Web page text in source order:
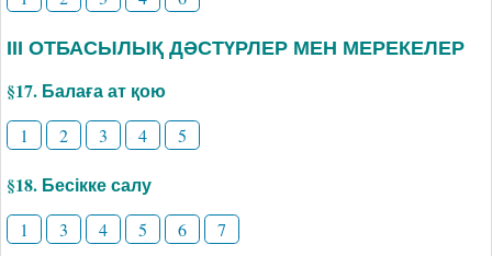
ІІІ ОТБАСЫЛЫҚ ДӘСТҮРЛЕР МЕН МЕРЕКЕЛЕР
§17. Балаға ат қою
1 2 3 4 5
§18. Бесікке салу
1 3 4 5 6 7